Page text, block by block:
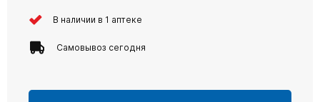
В наличии в 1 аптеке
Самовывоз сегодня